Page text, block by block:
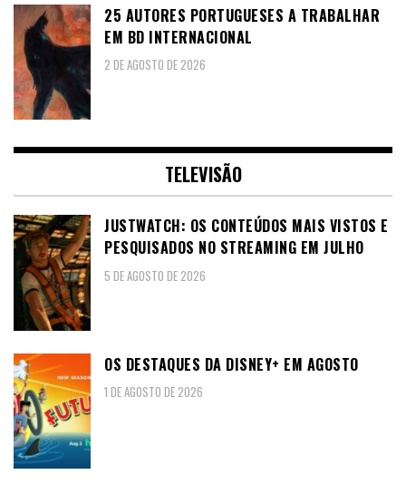
25 AUTORES PORTUGUESES A TRABALHAR
EM BD INTERNACIONAL
2 DE AGOSTO DE 2026
TELEVISÃO
JUSTWATCH: OS CONTEÚDOS MAIS VISTOS E
PESQUISADOS NO STREAMING EM JULHO
5 DE AGOSTO DE 2026
OS DESTAQUES DA DISNEY+ EM AGOSTO
1 DE AGOSTO DE 2026